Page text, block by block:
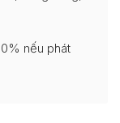
nếu phát